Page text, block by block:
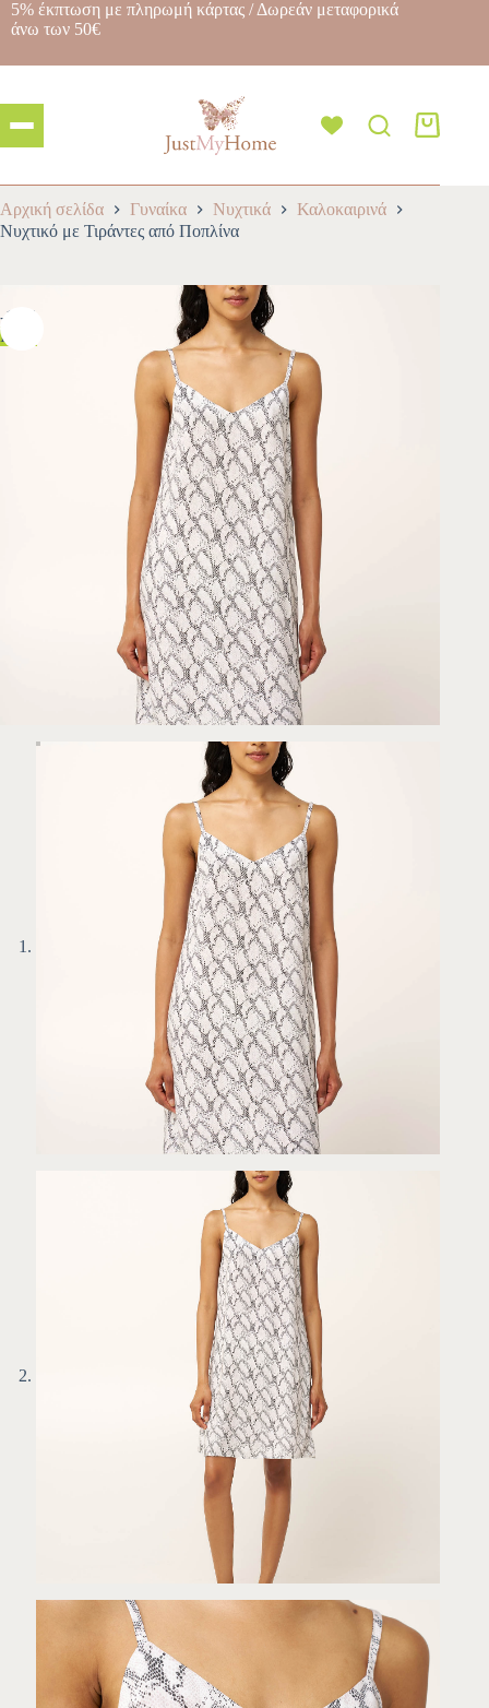
5% έκπτωση με πληρωμή κάρτας / Δωρεάν μεταφορικά
άνω των 50€
Αρχική σελίδα Γυναίκα Νυχτικά
Καλοκαιρινά
Νυχτικό με Τιράντες από Ποπλίνα
-10%
HOT